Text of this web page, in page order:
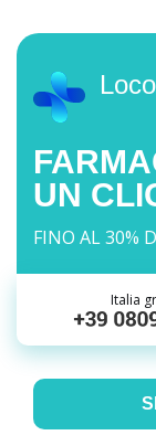
UN
FINO AL 30%
Italia